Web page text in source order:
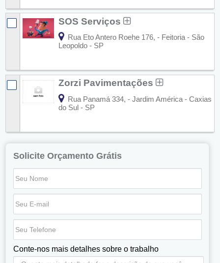
SOS Serviços
Rua Eto Antero Roehe 176, - Feitoria - São
Leopoldo - SP
Zorzi Pavimentações
Rua Panamá 334, - Jardim América - Caxias
do Sul - SP
Solicite Orçamento Grátis
Conte-nos mais detalhes sobre o trabalho